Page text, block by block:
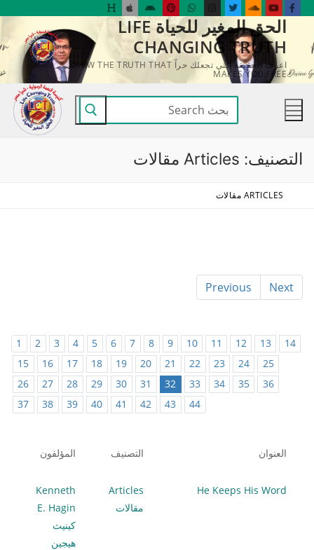
التجاوز
المحتوى
الحق المغير للحياة LIFE
CHANGING TRUTH
اعرف الحقيقة التي تجعلك حراً KNOW THE TRUTH THAT
MAKES YOU FREE
البحث
عن:
التصنيف: Articles مقالات
ARTICLES مقالات
Previous Next
1 2 3 4 5 6 7 8 9 10 11 12 13
14
15
16 17 18 19 20 21 22 23 24
25
26
27 28 29 30 31 32 33 34 35
36
37
38 39 40 41 42 43 44
العنوان التصنيف المؤلفون
He Keeps His Word
Articles
مقالات
Kenneth
E. Hagin
كينيث
هيجين